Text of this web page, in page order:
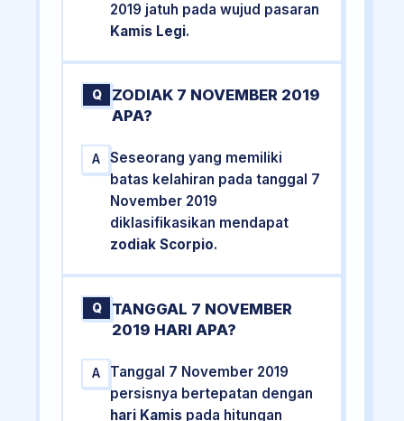
2019 jatuh pada wujud pasaran
Kamis Legi.
Q
ZODIAK 7 NOVEMBER 2019
APA?
A
Seseorang yang memiliki
batas kelahiran pada tanggal 7
November 2019
diklasifikasikan mendapat
zodiak Scorpio.
Q
TANGGAL 7 NOVEMBER
2019 HARI APA?
A
Tanggal 7 November 2019
persisnya bertepatan dengan
hari Kamis pada hitungan